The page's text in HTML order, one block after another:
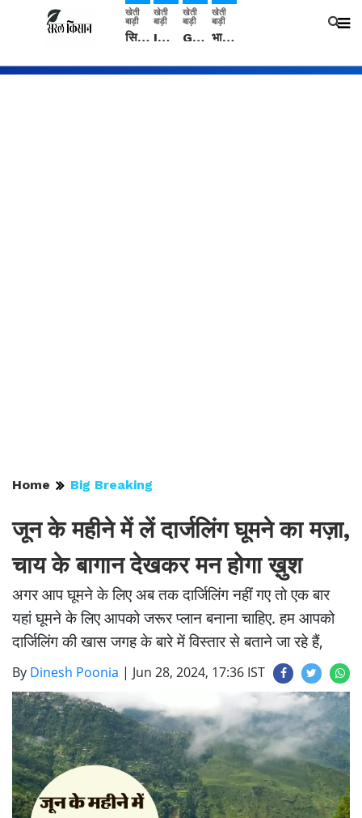
खेती
बाड़ी
सिरसा: कृषि विज्ञान केंद्र की बैठक में फसल बीमा विधि कारण व कृषि उद्यमिता बढ़ावा देने पर चर्चा
खेती
बाड़ी
IMD: राजस्थान में प्री-मानसून की सामान्य से 74% अधिक बारिश, दस्तक में देरी और मानसून कमजोर रहेगा
खेती
बाड़ी
Guar Ka Rate: ग्वार के भाव में हल्की बढ़ोतरी, बढ़ सकता है बुवाई का रकबा
खेती
बाड़ी
भारत में 29 मई से शुरु होगी प्री-मानसून बारिश, ECMWF विदेशी मौसम एजेंसी का पूर्वानुमान
Home Big Breaking
जून के महीने में लें दार्जलिंग घूमने का मज़ा,
चाय के बागान देखकर मन होगा ख़ुश
अगर आप घूमने के लिए अब तक दार्जिलिंग नहीं गए तो एक बार
यहां घूमने के लिए आपको जरूर प्लान बनाना चाहिए. हम आपको
दार्जिलिंग की खास जगह के बारे में विस्तार से बताने जा रहे हैं,
By Dinesh Poonia | Jun 28, 2024, 17:36 IST